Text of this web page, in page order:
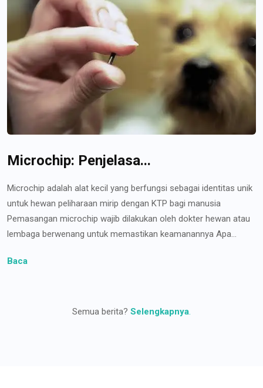
Microchip: Penjelasa...
Microchip adalah alat kecil yang berfungsi sebagai identitas unik
untuk hewan peliharaan mirip dengan KTP bagi manusia
Pemasangan microchip wajib dilakukan oleh dokter hewan atau
lembaga berwenang untuk memastikan keamanannya Apa...
Baca
Semua berita? Selengkapnya